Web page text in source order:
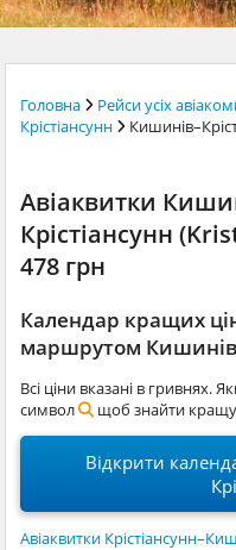
Головна Рейси усіх
Крiстiансунн
Авіаквитки
Крiстiансунн
478 грн
Календар кращих
маршрутом
Всі ціни вказані в гривнях.
символ
щоб знайти кращу
Відкрити
Авіаквитки